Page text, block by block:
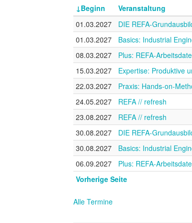
Beginn
Veranstaltung
01.03.2027
DIE REFA-
01.03.2027
Basics: Industrial
08.03.2027
Plus: REFA-
15.03.2027
Expertise: Produktive
22.03.2027
Praxis: Hands-on-
24.05.2027
REFA // refresh
23.08.2027
REFA // refresh
30.08.2027
DIE REFA-
30.08.2027
Basics: Industrial
06.09.2027
Plus: REFA-
Vorherige Seite
Alle Termine